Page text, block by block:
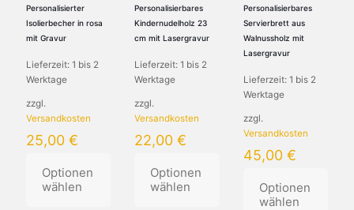
können
auf
der
gewählt
werden
können
auf
der
gewählt
werden
können
auf
der
Produktseite
werden
Personalisierter
Isolierbecher in rosa
mit Gravur
Lieferzeit: 1 bis 2
Werktage
zzgl.
Versandkosten
25,00 €
Optionen
wählen
Personalisierbares
Kindernudelholz 23
cm mit Lasergravur
Lieferzeit:1 bis 2
Werktage
zzgl.
Versandkosten
22,00€
Optionen
wählen
Personalisierbares
Servierbrett aus
Walnussholz mit
Lasergravur
Lieferzeit: 1 bis 2
Werktage
zzgl.
Versandkosten
45,00 €
Optionen
wählen